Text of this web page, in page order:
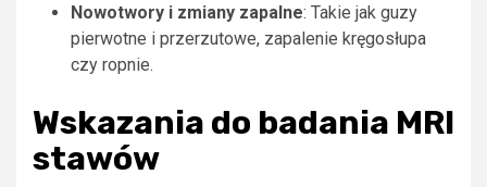
Nowotwory i zmiany zapalne: Takie jak guzy
pierwotne i przerzutowe, zapalenie kręgosłupa
czy ropnie.
Wskazania do badania MRI
stawów